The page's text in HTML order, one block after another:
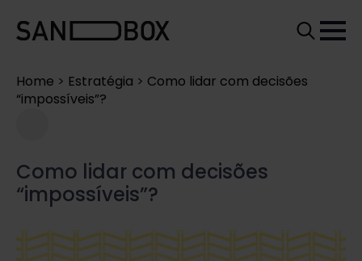
Home > Estratégia > Como lidar com decisões
“impossíveis”?
Como lidar com decisões
“impossíveis”?